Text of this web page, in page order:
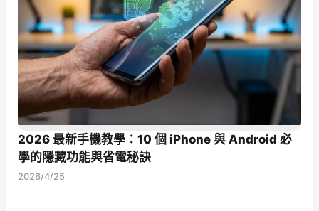
2026 最新手機教學：10 個 iPhone 與 Android 必
學的隱藏功能與省電秘訣
2026/4/25